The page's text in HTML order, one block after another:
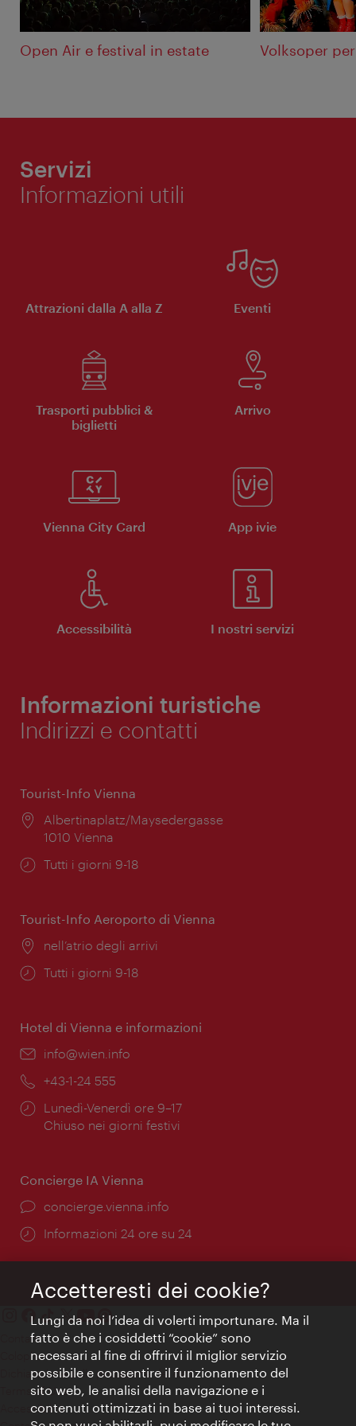
Open Air e festival in estate Volksoper
Servizi
Informazioni utili
Attrazioni dalla A alla Z Eventi
Trasporti pubblici &
biglietti
Arrivo
Vienna City Card App ivie
Accessibilità I nostri servizi
Informazioni turistiche
Indirizzi e contatti
Tourist-Info Vienna
Posizione:
Albertinaplatz/Maysedergasse
1010 Vienna
Orari
Tutti i giorni 9-18
Tourist-Info Aeroporto di Vienna
Posizione:
nell’atrio degli arrivi
Orari
Tutti i giorni 9-18
Hotel di Vienna e informazioni
Email:
info@wien.info
Telefono:
+43-1-24 555
Orari
di
Lunedì-Venerdì ore 9–17
Chiuso nei giorni festivi
Concierge IA Vienna
Ort:
concierge.vienna.info
Öffnungszeiten:
Informazioni 24 ore su 24
Contatti
Colophon
Dichiarazione sulla protezione dei dati
Terms of Use
Accessibilità
Accetteresti dei cookie?
Lungi da noi l’idea di volerti importunare. Ma il
fatto è che i cosiddetti “cookie” sono
necessari al fine di offrirvi il miglior servizio
possibile e consentire il funzionamento del
sito web, le analisi della navigazione e i
contenuti ottimizzati in base ai tuoi interessi.